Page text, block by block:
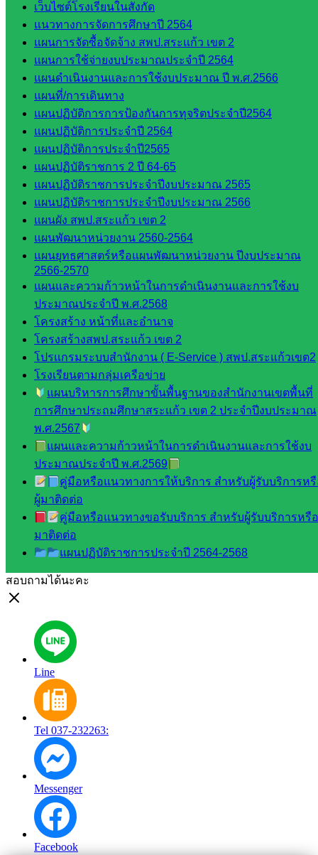
เว็บไซต์โรงเรียนในสังกัด
แนวทางการจัดการศึกษาปี 2564
แผนการจัดซื้อจัดจ้าง สพป.สระแก้ว เขต 2
แผนการใช้จ่ายงบประมาณประจำปี 2564
แผนดำเนินงานและการใช้งบประมาณ ปี พ.ศ.2566
แผนที่/การเดินทาง
แผนปฏิบัติการการป้องกันการทุจริตประจำปี2564
แผนปฏิบัติการประจำปี 2564
แผนปฏิบัติการประจำปี2565
แผนปฏิบัติราชการ 2 ปี 64-65
แผนปฏิบัติราชการประจำปีงบประมาณ 2565
แผนปฏิบัติราชการประจำปีงบประมาณ 2566
แผนผัง สพป.สระแก้ว เขต 2
แผนพัฒนาหน่วยงาน 2560-2564
แผนยุทธศาสตร์หรือแผนพัฒนาหน่วยงาน ปีงบประมาณ
2566-2570
แผนและความก้าวหน้าในการดำเนินงานและการใช้งบ
ประมาณประจำปี พ.ศ.2568
โครงสร้าง หน้าที่และอำนาจ
โครงสร้างสพป.สระแก้ว เขต 2
โปรแกรมระบบสำนักงาน ( E-Service ) สพป.สระแก้วเขต2
โรงเรียนตามกลุ่มเครือข่าย
แผนบริหารการศึกษาขั้นพื้นฐานของสำนักงานเขตพื้นที่
การศึกษาประถมศึกษาสระแก้ว เขต 2 ประจำปีงบประมาณ
พ.ศ.2567
แผนและความก้าวหน้าในการดำเนินงานและการใช้งบ
ประมาณประจำปี พ.ศ.2569
คู่มือหรือแนวทางการให้บริการ สำหรับผู้รับบริการห
ผู้มาติดต่อ
คู่มือหรือแนวทางขอรับบริการ สำหรับผู้รับบริการหรื
มาติดต่อ
แผนปฏิบัติราชการประจำปี 2564-2568
กลุ่
มอำนวย
การ
กลุ่ม
บริหาร
งานงาน
เงินและ
สินทรัพย์
กลุ่มน
โยบาย
และแผน
กลุ่มส่ง
เสริมการ
จัดการ
ศึกษา
กลุ่ม
บริหาร
งาน
บุคคล
กลุ่ม
พัฒนาครู
และบุ
คลากรฯ
กลุ่มนิ
เทศ
ติดตาม
และประ
เมินผลฯ
::: ©2021 sakarea2.go.th. All rights reserved. Design By SK2 ICT
TEAM :::
สอบถามได้นะคะ
Line
Tel 037-232263:
Messenger
Facebook